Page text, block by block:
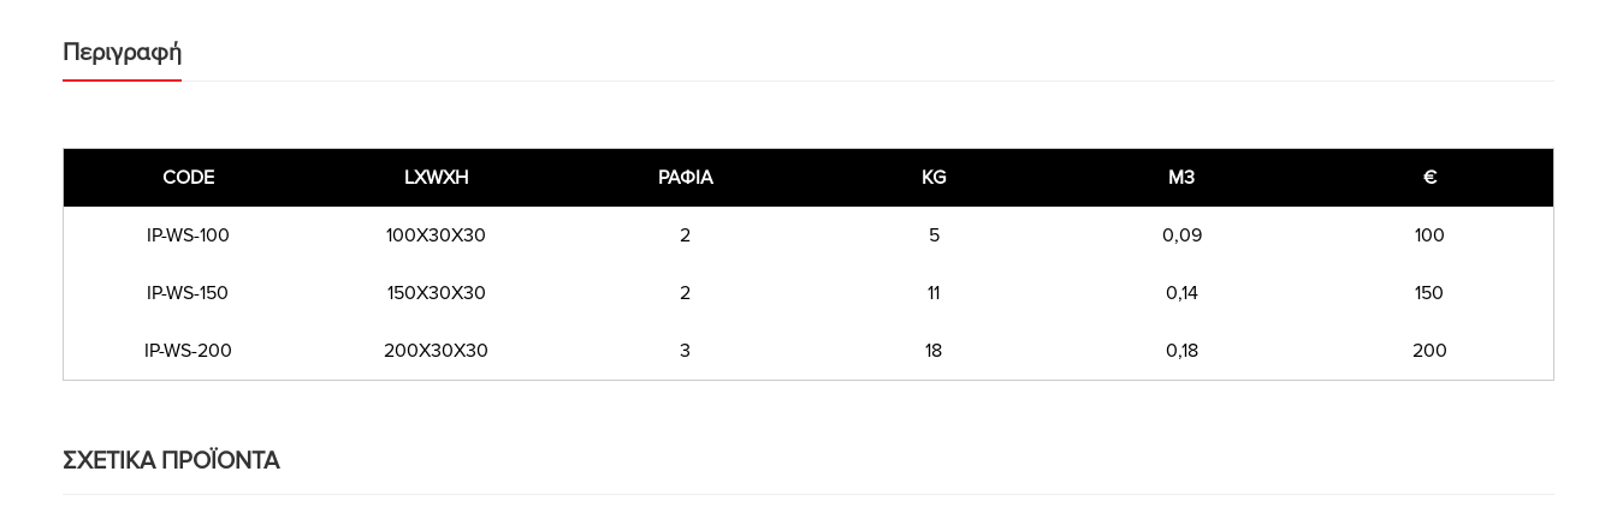
Περιγραφή
CODE LXWXH ΡΑΦΙΑ KG M3 €
IP-WS-100 100X30X30 2 5 0,09 100
IP-WS-150 150X30X30 2 11 0,14 150
IP-WS-200 200X30X30 3 18 0,18 200
ΣΧΕΤΙΚΑ ΠΡΟΪΟΝΤΑ